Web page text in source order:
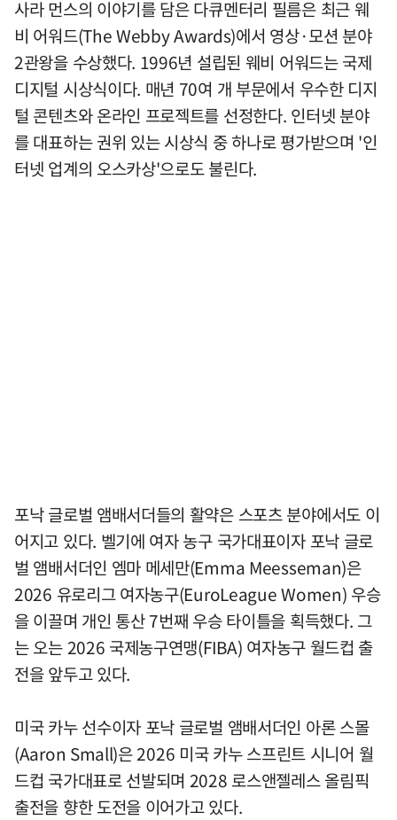
사라 먼스의 이야기를 담은 다큐멘터리 필름은 최근 웨
비 어워드(The Webby Awards)에서 영상·모션 분야
2관왕을 수상했다. 1996년 설립된 웨비 어워드는 국제
디지털 시상식이다. 매년 70여 개 부문에서 우수한 디지
털 콘텐츠와 온라인 프로젝트를 선정한다. 인터넷 분야
를 대표하는 권위 있는 시상식 중 하나로 평가받으며 '인
터넷 업계의 오스카상'으로도 불린다.
포낙 글로벌 앰배서더들의 활약은 스포츠 분야에서도 이
어지고 있다. 벨기에 여자 농구 국가대표이자 포낙 글로
벌 앰배서더인 엠마 메세만(Emma Meesseman)은
2026 유로리그 여자농구(EuroLeague Women) 우승
을 이끌며 개인 통산 7번째 우승 타이틀을 획득했다. 그
는 오는 2026 국제농구연맹(FIBA) 여자농구 월드컵 출
전을 앞두고 있다.
미국 카누 선수이자 포낙 글로벌 앰배서더인 아론 스몰
(Aaron Small)은 2026 미국 카누 스프린트 시니어 월
드컵 국가대표로 선발되며 2028 로스앤젤레스 올림픽
출전을 향한 도전을 이어가고 있다.